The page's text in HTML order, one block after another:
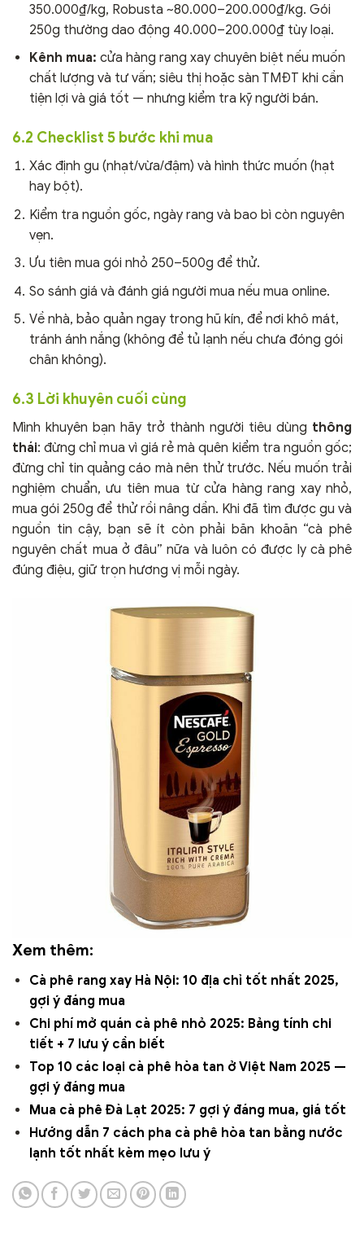
350.000₫/kg, Robusta ~80.000–200.000₫/kg. Gói
250g thường dao động 40.000–200.000₫ tùy loại.
Kênh mua: cửa hàng rang xay chuyên biệt nếu muốn
chất lượng và tư vấn; siêu thị hoặc sàn TMĐT khi cần
tiện lợi và giá tốt — nhưng kiểm tra kỹ người bán.
6.2 Checklist 5 bước khi mua
Xác định gu (nhạt/vừa/đậm) và hình thức muốn (hạt
hay bột).
Kiểm tra nguồn gốc, ngày rang và bao bì còn nguyên
vẹn.
Ưu tiên mua gói nhỏ 250–500g để thử.
So sánh giá và đánh giá người mua nếu mua online.
Về nhà, bảo quản ngay trong hũ kín, để nơi khô mát,
tránh ánh nắng (không để tủ lạnh nếu chưa đóng gói
chân không).
6.3 Lời khuyên cuối cùng
Mình khuyên bạn hãy trở thành người tiêu dùng thông
thái: đừng chỉ mua vì giá rẻ mà quên kiểm tra nguồn gốc;
đừng chỉ tin quảng cáo mà nên thử trước. Nếu muốn trải
nghiệm chuẩn, ưu tiên mua từ cửa hàng rang xay nhỏ,
mua gói 250g để thử rồi nâng dần. Khi đã tìm được gu và
nguồn tin cậy, bạn sẽ ít còn phải băn khoăn “cà phê
nguyên chất mua ở đâu” nữa và luôn có được ly cà phê
đúng điệu, giữ trọn hương vị mỗi ngày.
Xem thêm:
Cà phê rang xay Hà Nội: 10 địa chỉ tốt nhất 2025,
gợi ý đáng mua
Chi phí mở quán cà phê nhỏ 2025: Bảng tính chi
tiết + 7 lưu ý cần biết
Top 10 các loại cà phê hòa tan ở Việt Nam 2025 —
gợi ý đáng mua
Mua cà phê Đà Lạt 2025: 7 gợi ý đáng mua, giá tốt
Hướng dẫn 7 cách pha cà phê hòa tan bằng nước
lạnh tốt nhất kèm mẹo lưu ý